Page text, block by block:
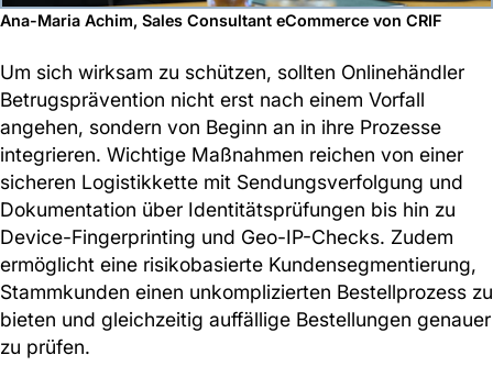
Ana-Maria Achim, Sales Consultant eCommerce von CRIF
Um sich wirksam zu schützen, sollten Onlinehändler
Betrugsprävention nicht erst nach einem Vorfall
angehen, sondern von Beginn an in ihre Prozesse
integrieren. Wichtige Maßnahmen reichen von einer
sicheren Logistikkette mit Sendungsverfolgung und
Dokumentation über Identitätsprüfungen bis hin zu
Device-Fingerprinting und Geo-IP-Checks. Zudem
ermöglicht eine risikobasierte Kundensegmentierung,
Stammkunden einen unkomplizierten Bestellprozess zu
bieten und gleichzeitig auffällige Bestellungen genauer
zu prüfen.